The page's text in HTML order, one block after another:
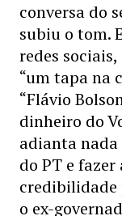
conversa do
subiu o tom.
redes
“um tapa na
“Flávio
dinheiro do
adianta
do PT e
credibilidade
o ex-